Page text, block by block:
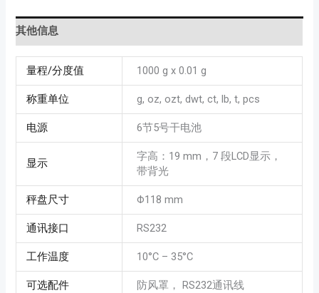
其他信息
量程/分度值 1000 g x 0.01 g
称重单位 g, oz, ozt, dwt, ct, lb, t, pcs
电源 6节5号干电池
显示
字高：19 mm，7 段LCD显示，
带背光
秤盘尺寸 Φ118 mm
通讯接口 RS232
工作温度 10°C – 35°C
可选配件 防风罩， RS232通讯线